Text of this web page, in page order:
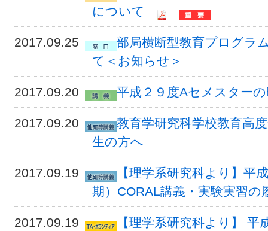
について
2017.09.25
部局横断型教育プログラ
て＜お知らせ＞
2017.09.20 平成２９度Aセメスター
2017.09.20
教育学研究科学校教育高
生の方へ
2017.09.19
【理学系研究科より】平
期）CORAL講義・実験実習の
2017.09.19
【理学系研究科より】